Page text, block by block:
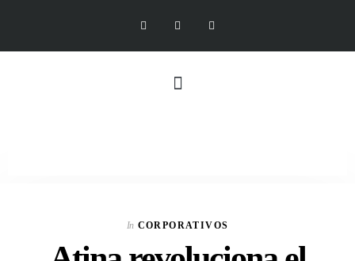
In CORPORATIVOS